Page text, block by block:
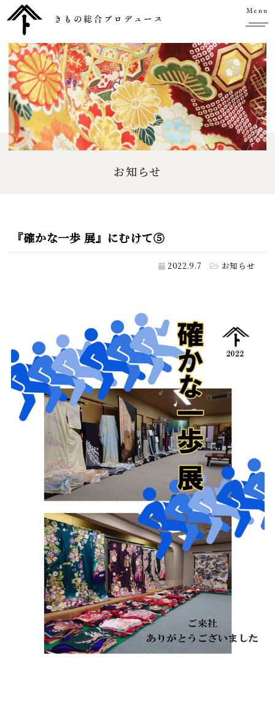
Menu
お知らせ
『確かな一歩 展』にむけて⑤
2022.9.7 お知らせ